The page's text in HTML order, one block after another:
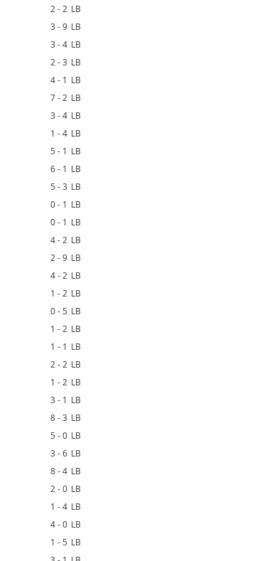
2 - 2 LB
3 - 9 LB
3 - 4 LB
2 - 3 LB
4 - 1 LB
7 - 2 LB
3 - 4 LB
1 - 4 LB
5 - 1 LB
6 - 1 LB
5 - 3 LB
0 - 1 LB
0 - 1 LB
4 - 2 LB
2 - 9 LB
4 - 2 LB
1 - 2 LB
0 - 5 LB
1 - 2 LB
1 - 1 LB
2 - 2 LB
1 - 2 LB
3 - 1 LB
8 - 3 LB
5 - 0 LB
3 - 6 LB
8 - 4 LB
2 - 0 LB
1 - 4 LB
4 - 0 LB
1 - 5 LB